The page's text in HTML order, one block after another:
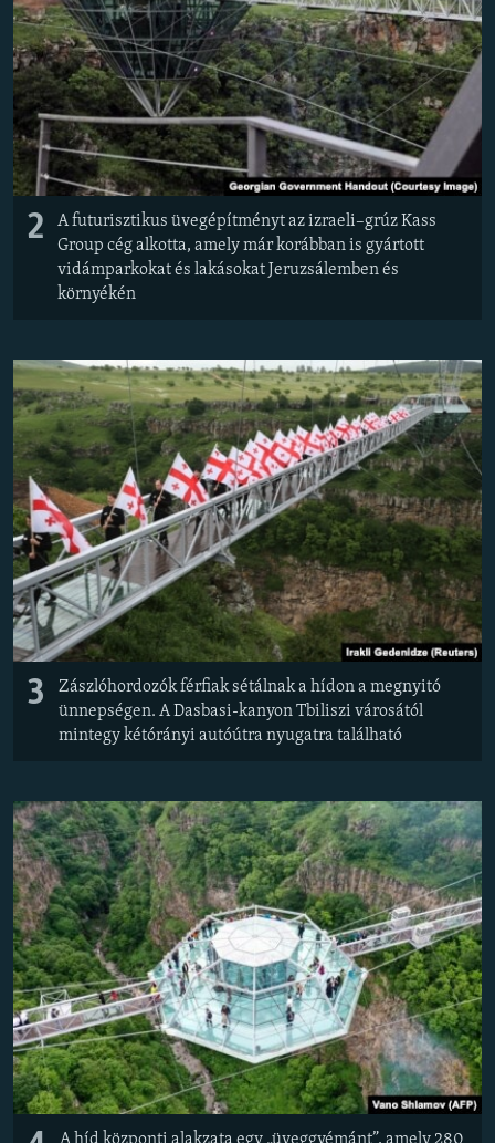
2
A futurisztikus üvegépítményt az izraeli–grúz Kass
Group cég alkotta, amely már korábban is gyártott
vidámparkokat és lakásokat Jeruzsálemben és
környékén
3
Zászlóhordozók férfiak sétálnak a hídon a megnyitó
ünnepségen. A Dasbasi-kanyon Tbiliszi városától
mintegy kétórányi autóútra nyugatra található